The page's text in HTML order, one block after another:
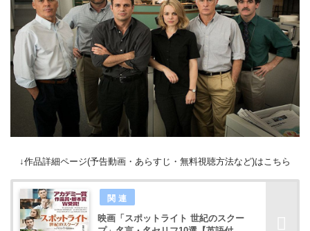
↓作品詳細ページ(予告動画・あらすじ・無料視聴方法など)はこちら
映画「スポットライト 世紀のスクー